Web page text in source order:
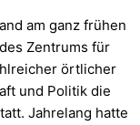
am ganz frühen
Zentrums für
örtlicher
und Politik die
Jahrelang hatte